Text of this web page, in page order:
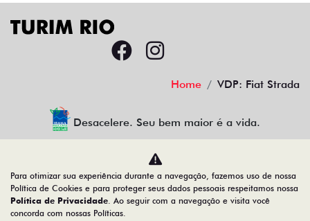
Home VDP: Fiat Strada
Desacelere. Seu bem maior é a vida.
TURIM RIO VEICULOS LTDA
34.777.421/0001-45
Para otimizar sua experiência durante a navegação, fazemos uso de nossa
Política de Cookies e para proteger seus dados pessoais respeitamos nossa
Política de Privacidade. Ao seguir com a navegação e visita você
concorda com nossas Políticas.